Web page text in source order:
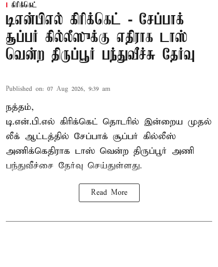
கிரிக்கெட்
டிஎன்பிஎல் கிரிக்கெட் - சேப்பாக்
சூப்பர் கில்லீஸுக்கு எதிராக டாஸ்
வென்ற திருப்பூர் பந்துவீச்சு தேர்வு
Published on: 07 Aug 2026, 9:39 am
நத்தம்,
டி.என்.பி.எல் கிரிக்கெட் தொடரில் இன்றைய முதல்
லீக் ஆட்டத்தில் சேப்பாக் சூப்பர் கில்லீஸ்
அணிக்கெதிராக டாஸ் வென்ற திருப்பூர் அணி
பந்துவீச்சை தேர்வு செய்துள்ளது.
Read More